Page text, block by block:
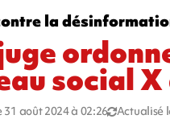
la
social
31 août 2024 à 02:26 Actualisé